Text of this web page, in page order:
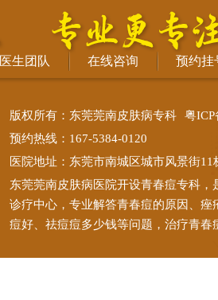
医生团队 在线咨询 预约挂
版权所有：东莞莞南皮肤病专科
粤ICP
预约热线：167-5384-0120
医院地址：东莞市南城区城市风景街11
东莞莞南皮肤病医院开设青春痘专科，
诊疗中心，专业解答青春痘的原因、痤
痘好、祛痘痘多少钱等问题，治疗青春